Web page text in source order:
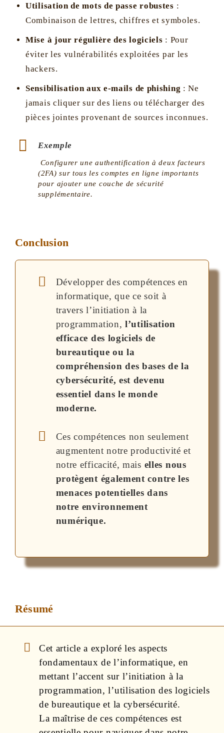
Utilisation de mots de passe robustes :
Combinaison de lettres, chiffres et symboles.
Mise à jour régulière des logiciels : Pour
éviter les vulnérabilités exploitées par les
hackers.
Sensibilisation aux e-mails de phishing : Ne
jamais cliquer sur des liens ou télécharger des
pièces jointes provenant de sources inconnues.
Exemple
Configurer une authentification à deux facteurs
(2FA) sur tous les comptes en ligne importants
pour ajouter une couche de sécurité
supplémentaire.
Conclusion
Développer des compétences en
informatique, que ce soit à
travers l’initiation à la
programmation, l’utilisation
efficace des logiciels de
bureautique ou la
compréhension des bases de la
cybersécurité, est devenu
essentiel dans le monde
moderne.
Ces compétences non seulement
augmentent notre productivité et
notre efficacité, mais elles nous
protègent également contre les
menaces potentielles dans
notre environnement
numérique.
Résumé
Cet article a exploré les aspects
fondamentaux de l’informatique, en
mettant l’accent sur l’initiation à la
programmation, l’utilisation des logiciels
de bureautique et la cybersécurité.
La maîtrise de ces compétences est